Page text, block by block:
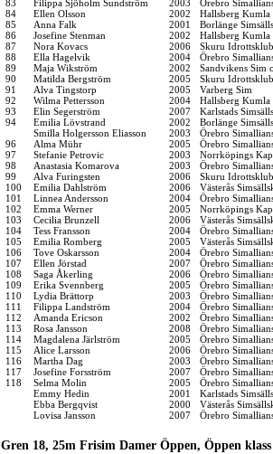
83 Filippa Sjöholm Sundström 2003
Örebro
84
Ellen Olsson 2002
Hallsberg
85
Anna Falk 2001
Borlänge
86
Josefine Stenman 2002
Hallsberg
87
Nora Kovacs 2006
Skuru
88
Ella Hagelvik 2004
Örebro
89
Maja Wikström 2002
Sandvikens Sim
90
Matilda Bergström 2005
Skuru
91
Alva Tingstorp 2005
Varberg Sim
92
Wilma Pettersson 2004
Hallsberg
93
Elin Segerström 2007
Karlstads
94
Emilia Lövstrand 2002
Borlänge
Smilla Holgersson Eliasson
2003
Örebro
96
Alma Mühr 2005
Örebro
97
Stefanie Petrovic 2003
Norrköpings
98
Anastasia Komarova 2003
Örebro
99
Alva Furingsten 2006
Skuru
100
Emilia Dahlström 2006
Västerås
101
Linnea Andersson 2004
Örebro
102
Emma Werner 2005
Norrköpings
103
Cecilia Brunzell 2006
Västerås
104
Tess Fransson 2004
Örebro
105
Emilia Romberg 2005
Västerås
106
Tove Oskarsson 2004
Örebro
107
Ellen Jörstad 2007
Örebro
108
Saga Åkerling 2006
Örebro
109
Erika Svennberg 2005
Örebro
110
Lydia Brättorp 2003
Örebro
111
Filippa Landström 2004
Örebro
112
Amanda Ericson 2002
Örebro
113
Rosa Jansson 2008
Örebro
114
Magdalena Järlström 2005
Örebro
115
Alice Larsson 2006
Örebro
116
Martha Dag 2003
Örebro
117
Josefine Forsström 2007
Örebro
118
Selma Molin 2005
Örebro
Emmy Hedin
2001
Karlstads
Ebba Bergqvist
2000
Västerås
Lovisa Jansson
2007 Örebro
Gren 18, 25m Frisim Damer Öppen, Öppen klass